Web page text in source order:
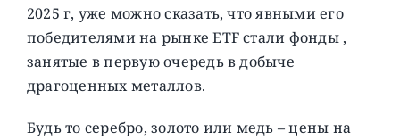
2025 г, уже можно сказать, что явными его
победителями на рынке ETF стали фонды ,
занятые в первую очередь в добыче
драгоценных металлов.
Будь то серебро, золото или медь – цены на